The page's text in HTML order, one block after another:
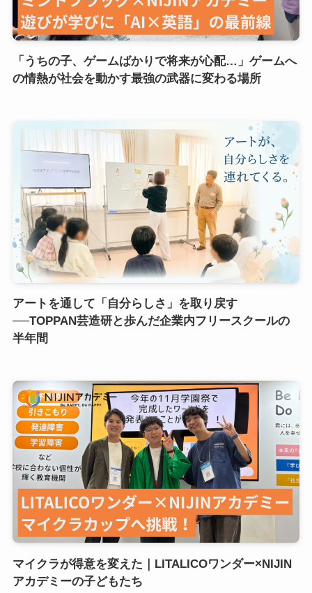
「うちの子、ゲームばかりで将来が心配…」ゲームへ
の情熱が社会を動かす最強の武器に変わる場所
アートを通して「自分らしさ」を取り戻す
──TOPPAN芸造研と歩んだ企業内フリースクールの
半年間
マイクラが得意を変えた｜LITALICOワンダー×NIJIN
アカデミーの子どもたち